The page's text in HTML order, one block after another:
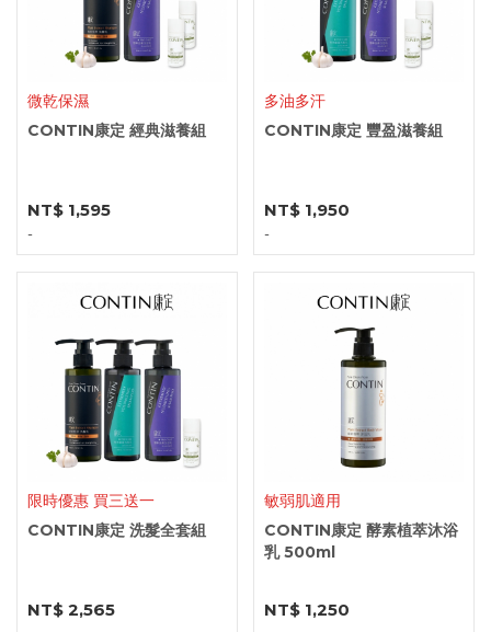
微乾保濕
CONTIN康定 經典滋養組
NT$ 1,595
-
多油多汗
CONTIN康定 豐盈滋養組
NT$ 1,950
-
限時優惠 買三送一
CONTIN康定 洗髮全套組
NT$ 2,565
敏弱肌適用
CONTIN康定 酵素植萃沐浴
乳 500ml
NT$ 1,250